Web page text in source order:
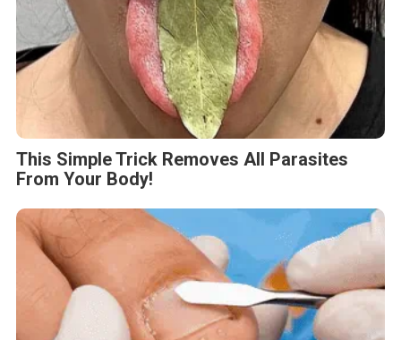
This Simple Trick Removes All Parasites
From Your Body!